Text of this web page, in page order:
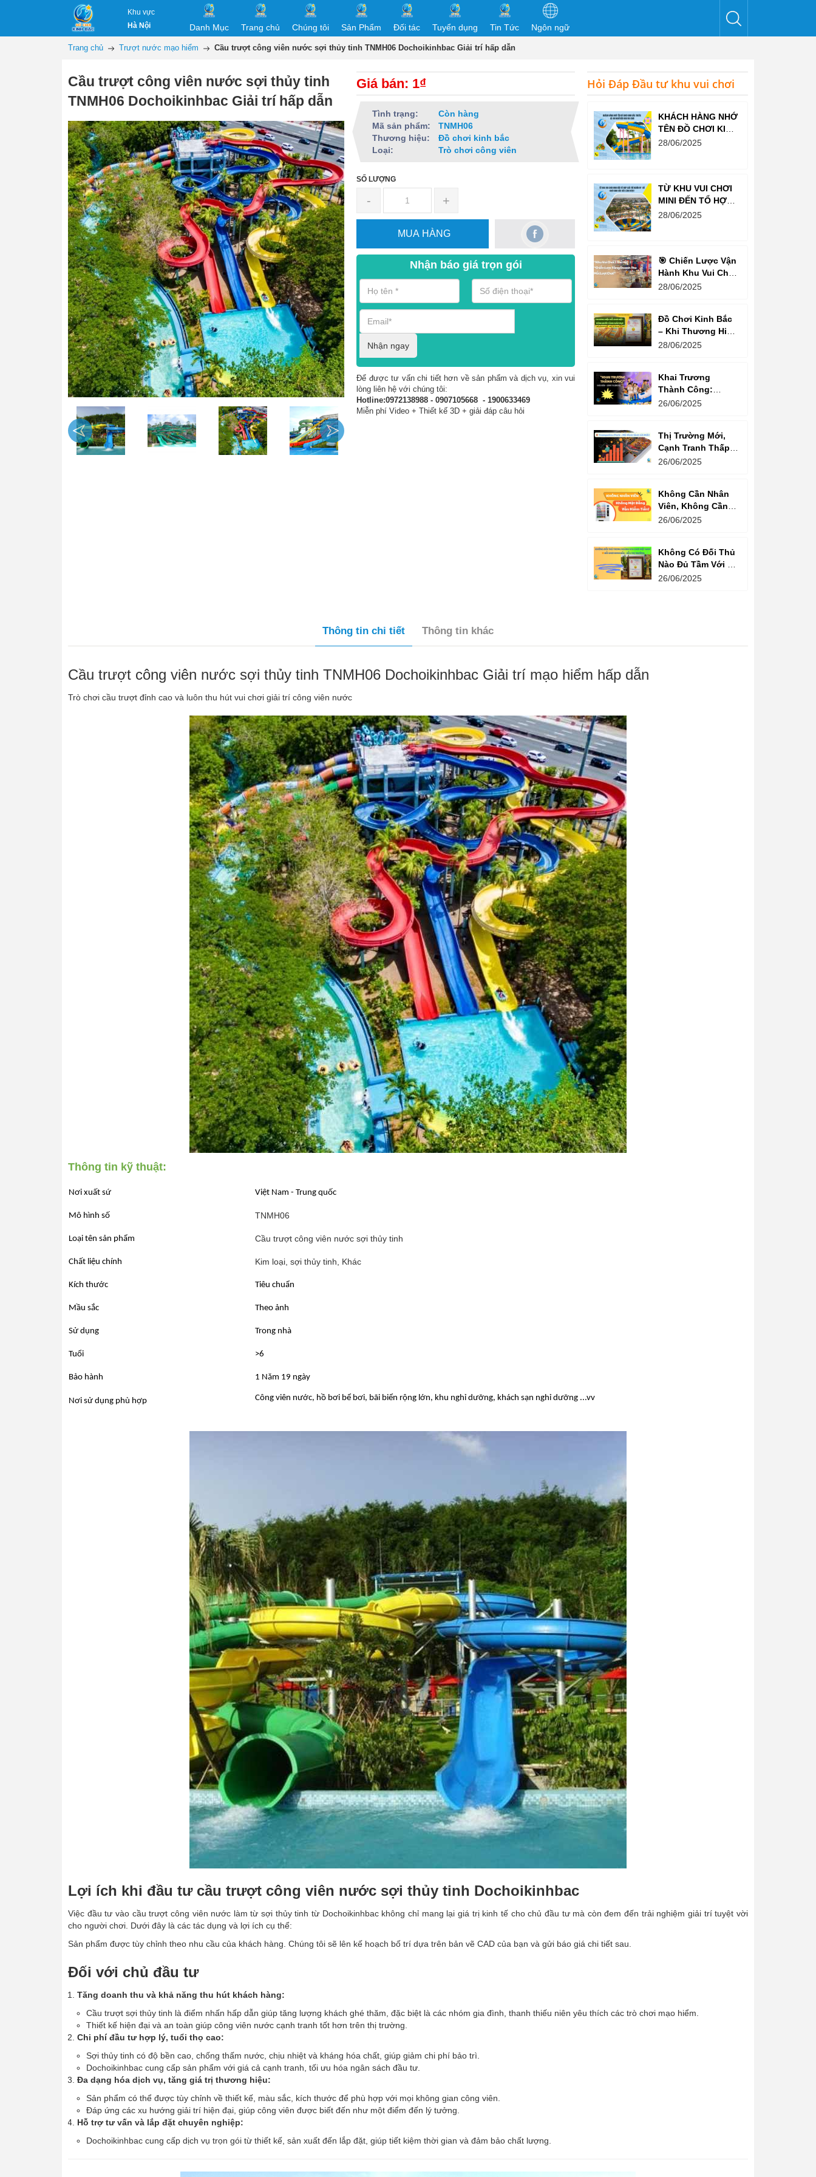
Khu vực
Hà Nội
Danh Mục Trang chủ Chúng tôi Sản Phẩm Đối tác Tuyển dụng Tin Tức Ngôn ngữ
Trang chủ Trượt nước mạo hiểm Cầu trượt công viên nước sợi thủy tinh TNMH06 Dochoikinhbac Giải trí hấp dẫn
Cầu trượt công viên nước sợi thủy tinh
TNMH06 Dochoikinhbac Giải trí hấp dẫn
Giá bán: 1₫
Tình trạng:
Còn hàng
Mã sản phẩm:
TNMH06
Thương hiệu:
Đồ chơi kinh bắc
Loại:
Trò chơi công viên
SỐ LƯỢNG
- +
MUA HÀNG
Nhận báo giá trọn gói
Nhận ngay
Để được tư vấn chi tiết hơn về sản phẩm và dịch vụ, xin vui
lòng liên hệ với chúng tôi:
Hotline:0972138988 - 0907105668 - 1900633469
Miễn phí Video + Thiết kế 3D + giải đáp câu hỏi
Hỏi Đáp Đầu tư khu vui chơi
KHÁCH HÀNG NHỚ
TÊN ĐỒ CHƠI KINH
BẮC TRƯỚC CẢ
28/06/2025
TỪ KHU VUI CHƠI
MINI ĐẾN TỔ HỢP
GIẢI TRÍ NGHÌN M²
28/06/2025
🎯 Chiến Lược Vận
Hành Khu Vui Chơi
3 Thế Hệ – Tối Đa
28/06/2025
Đồ Chơi Kinh Bắc
– Khi Thương Hiệu
Vững Mạnh Bắt
28/06/2025
Khai Trương
Thành Công:
Khách Nườm
Quyết Là Gì?
26/06/2025
Thị Trường Mới,
Cạnh Tranh Thấp –
Trampoline Park Là
26/06/2025
Không Cần Nhân
Viên, Không Cần
Cửa Hàng – Chỉ
26/06/2025
Không Có Đối Thủ
Nào Đủ Tầm Với Đồ
Chơi Kinh Bắc
26/06/2025
Thông tin chi tiết Thông tin khác
Cầu trượt công viên nước sợi thủy tinh TNMH06 Dochoikinhbac Giải trí mạo hiểm hấp dẫn
Trò chơi cầu trượt đỉnh cao và luôn thu hút vui chơi giải trí công viên nước
Thông tin kỹ thuật:
Nơi xuất sứ Việt Nam - Trung quốc
Mô hình số TNMH06
Loại tên sản phẩm Cầu trượt công viên nước sợi thủy tinh
Chất liệu chính Kim loại, sợi thủy tinh, Khác
Kích thước Tiêu chuẩn
Mầu sắc Theo ảnh
Sử dụng Trong nhà
Tuổi >6
Bảo hành 1 Năm 19 ngày
Nơi sử dụng phù hợp Công viên nước, hồ bơi bể bơi, bãi biển rộng lớn, khu nghỉ dưỡng, khách sạn nghỉ dưỡng ...vv
Lợi ích khi đầu tư cầu trượt công viên nước sợi thủy tinh Dochoikinhbac
Việc đầu tư vào cầu trượt công viên nước làm từ sợi thủy tinh từ Dochoikinhbac không chỉ mang lại giá trị kinh tế cho chủ đầu tư mà còn đem đến trải nghiệm giải trí tuyệt vời
cho người chơi. Dưới đây là các tác dụng và lợi ích cụ thể:
Sản phẩm được tùy chỉnh theo nhu cầu của khách hàng. Chúng tôi sẽ lên kế hoạch bố trí dựa trên bản vẽ CAD của bạn và gửi báo giá chi tiết sau.
Đối với chủ đầu tư
Tăng doanh thu và khả năng thu hút khách hàng:
Cầu trượt sợi thủy tinh là điểm nhấn hấp dẫn giúp tăng lượng khách ghé thăm, đặc biệt là các nhóm gia đình, thanh thiếu niên yêu thích các trò chơi mạo hiểm.
Thiết kế hiện đại và an toàn giúp công viên nước cạnh tranh tốt hơn trên thị trường.
Chi phí đầu tư hợp lý, tuổi thọ cao:
Sợi thủy tinh có độ bền cao, chống thấm nước, chịu nhiệt và kháng hóa chất, giúp giảm chi phí bảo trì.
Dochoikinhbac cung cấp sản phẩm với giá cả cạnh tranh, tối ưu hóa ngân sách đầu tư.
Đa dạng hóa dịch vụ, tăng giá trị thương hiệu:
Sản phẩm có thể được tùy chỉnh về thiết kế, màu sắc, kích thước để phù hợp với mọi không gian công viên.
Đáp ứng các xu hướng giải trí hiện đại, giúp công viên được biết đến như một điểm đến lý tưởng.
Hỗ trợ tư vấn và lắp đặt chuyên nghiệp:
Dochoikinhbac cung cấp dịch vụ trọn gói từ thiết kế, sản xuất đến lắp đặt, giúp tiết kiệm thời gian và đảm bảo chất lượng.